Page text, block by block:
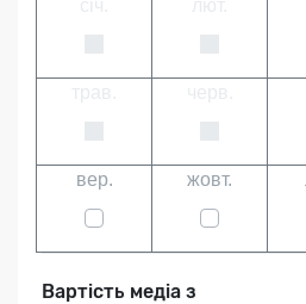
вер. жовт.
Вартість медіа з